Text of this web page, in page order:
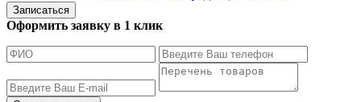
Записаться
Оформить заявку в 1 клик